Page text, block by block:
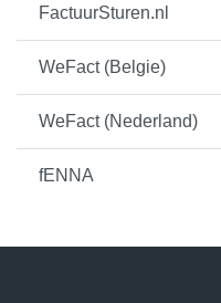
FactuurSturen.nl
WeFact (Belgie)
WeFact (Nederland)
fENNA